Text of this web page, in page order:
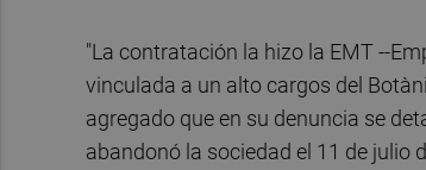
"La contratación la hizo la EMT --
vinculada a un alto cargos del
agregado que en su denuncia se
abandonó la sociedad el 11 de julio